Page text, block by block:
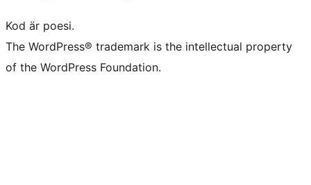
Kod är poesi.
The WordPress® trademark is the intellectual property
of the WordPress Foundation.